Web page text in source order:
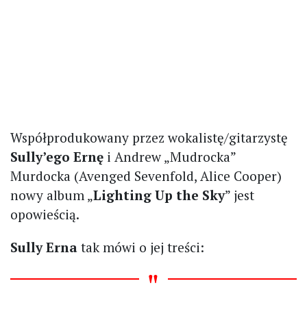
Współprodukowany przez wokalistę/gitarzystę
Sully’ego Ernę i Andrew „Mudrocka”
Murdocka (Avenged Sevenfold, Alice Cooper)
nowy album „Lighting Up the Sky” jest
opowieścią.
Sully Erna tak mówi o jej treści: